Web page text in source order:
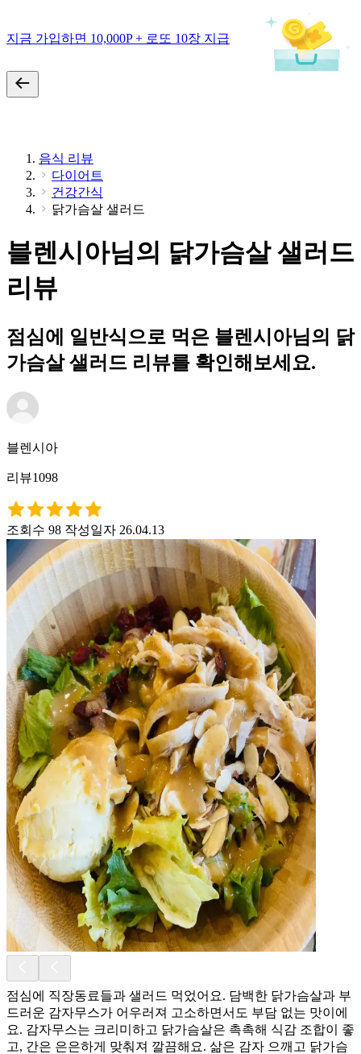
지금 가입하면 10,000P + 로또 10장 지급
음식 리뷰
다이어트
건강간식
닭가슴살 샐러드
블렌시아님의 닭가슴살 샐러드
리뷰
점심에 일반식으로 먹은 블렌시아님의 닭
가슴살 샐러드 리뷰를 확인해보세요.
블렌시아
리뷰1098
조회수 98 작성일자 26.04.13
점심에 직장동료들과 샐러드 먹었어요. 담백한 닭가슴살과 부
드러운 감자무스가 어우러져 고소하면서도 부담 없는 맛이에
요. 감자무스는 크리미하고 닭가슴살은 촉촉해 식감 조합이 좋
고, 간은 은은하게 맞춰져 깔끔해요. 삶은 감자 으깨고 닭가슴